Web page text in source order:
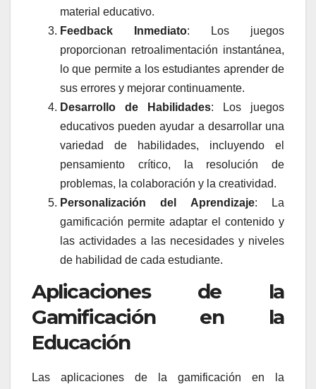
material educativo.
Feedback Inmediato: Los juegos
proporcionan retroalimentación instantánea,
lo que permite a los estudiantes aprender de
sus errores y mejorar continuamente.
Desarrollo de Habilidades: Los juegos
educativos pueden ayudar a desarrollar una
variedad de habilidades, incluyendo el
pensamiento crítico, la resolución de
problemas, la colaboración y la creatividad.
Personalización del Aprendizaje: La
gamificación permite adaptar el contenido y
las actividades a las necesidades y niveles
de habilidad de cada estudiante.
Aplicaciones de la
Gamificación en la
Educación
Las aplicaciones de la gamificación en la